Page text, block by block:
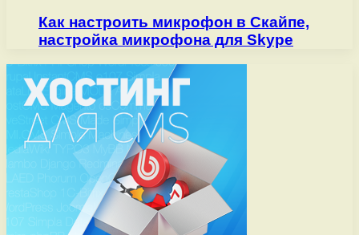
Как настроить микрофон в Скайпе,
настройка микрофона для Skype